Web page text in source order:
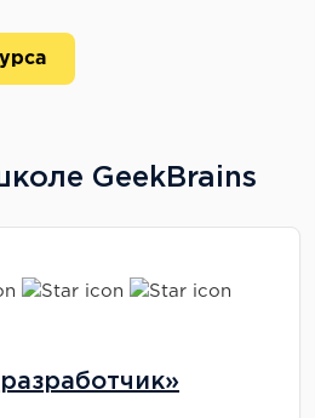
GeekBrains